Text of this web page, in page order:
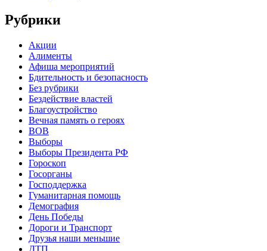
Рубрики
Акции
Алименты
Афиша мероприятий
Бдительность и безопасность
Без рубрики
Бездействие властей
Благоустройство
Вечная память о героях
ВОВ
Выборы
Выборы Президента РФ
Гороскоп
Госорганы
Господдержка
Гуманитарная помощь
Демография
День Победы
Дороги и Транспорт
Друзья наши меньшие
ДТП